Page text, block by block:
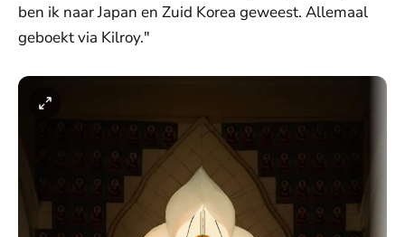
ben ik naar Japan en Zuid Korea geweest. Allemaal
geboekt via Kilroy."